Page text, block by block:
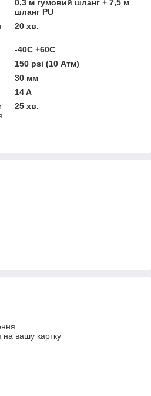
0,3 м гумовий шланг + 7,5 м
шланг PU
20 хв.
-40С +60С
150 psi (10 Атм)
30 мм
14 A
25 хв.
на вашу картку